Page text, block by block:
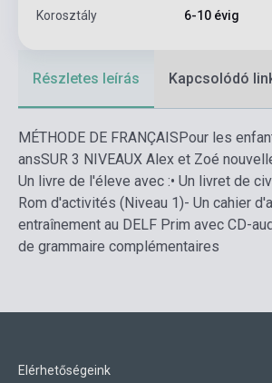
Korosztály 6-10 évig
Részletes leírás Kapcsolódó
MÉTHODE DE FRANÇAISPour les
ansSUR 3 NIVEAUX Alex et Zoé
Un livre de l'éleve avec :• Un livret de
Rom d'activités (Niveau 1)- Un cahier
entraînement au DELF Prim avec CD-
de grammaire complémentaires
Elérhetőségeink